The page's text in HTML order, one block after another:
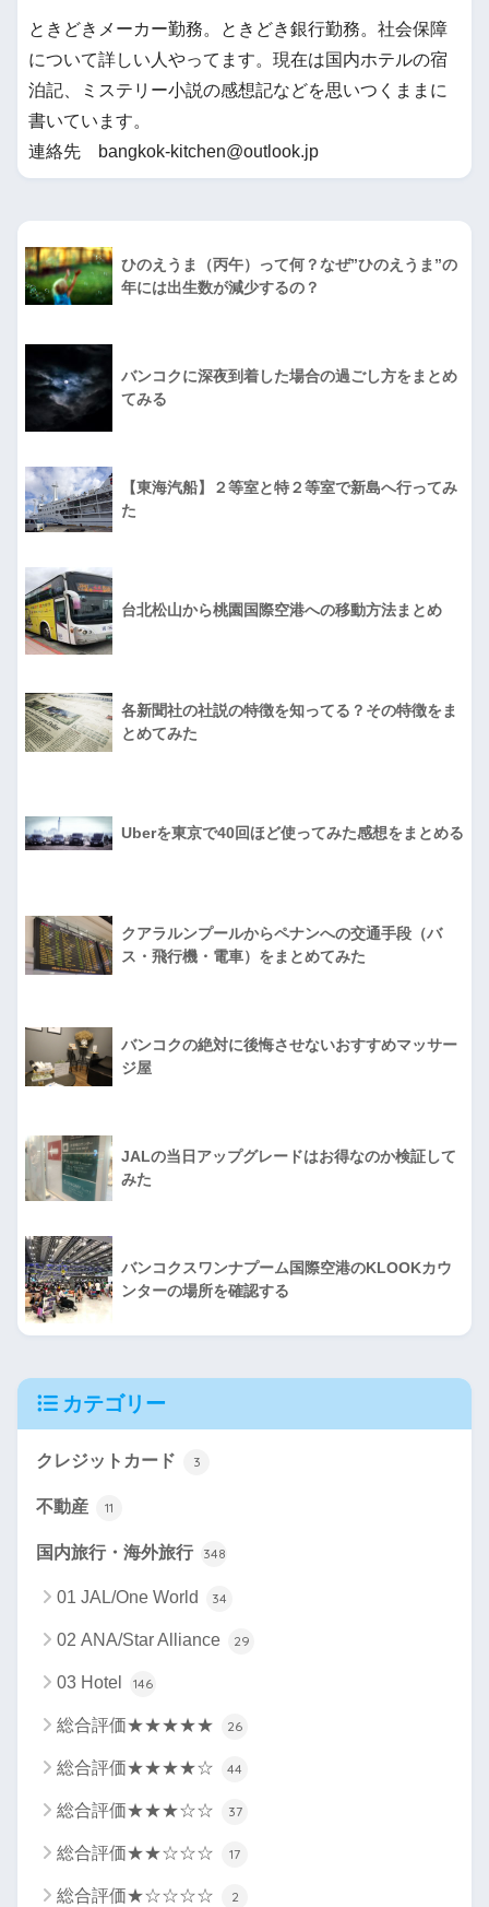
ときどきメーカー勤務。ときどき銀行勤務。社会保障
について詳しい人やってます。現在は国内ホテルの宿
泊記、ミステリー小説の感想記などを思いつくままに
書いています。
連絡先 bangkok-kitchen@outlook.jp
ひのえうま（丙午）って何？なぜ”ひのえうま”の
年には出生数が減少するの？
バンコクに深夜到着した場合の過ごし方をまとめ
てみる
【東海汽船】２等室と特２等室で新島へ行ってみ
た
台北松山から桃園国際空港への移動方法まとめ
各新聞社の社説の特徴を知ってる？その特徴をま
とめてみた
Uberを東京で40回ほど使ってみた感想をまとめる
クアラルンプールからペナンへの交通手段（バ
ス・飛行機・電車）をまとめてみた
バンコクの絶対に後悔させないおすすめマッサー
ジ屋
JALの当日アップグレードはお得なのか検証して
みた
バンコクスワンナプーム国際空港のKLOOKカウ
ンターの場所を確認する
カテゴリー
クレジットカード 3
不動産 11
国内旅行・海外旅行 348
01 JAL/One World 34
02 ANA/Star Alliance 29
03 Hotel 146
総合評価★★★★★ 26
総合評価★★★★☆ 44
総合評価★★★☆☆ 37
総合評価★★☆☆☆ 17
総合評価★☆☆☆☆ 2